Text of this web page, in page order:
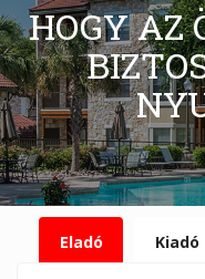
HOGY AZ
Eladó Kiadó